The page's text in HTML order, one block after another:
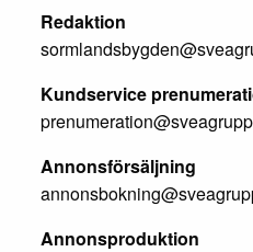
Redaktion
Kundservice
Annonsförsäljning
Annonsproduktion